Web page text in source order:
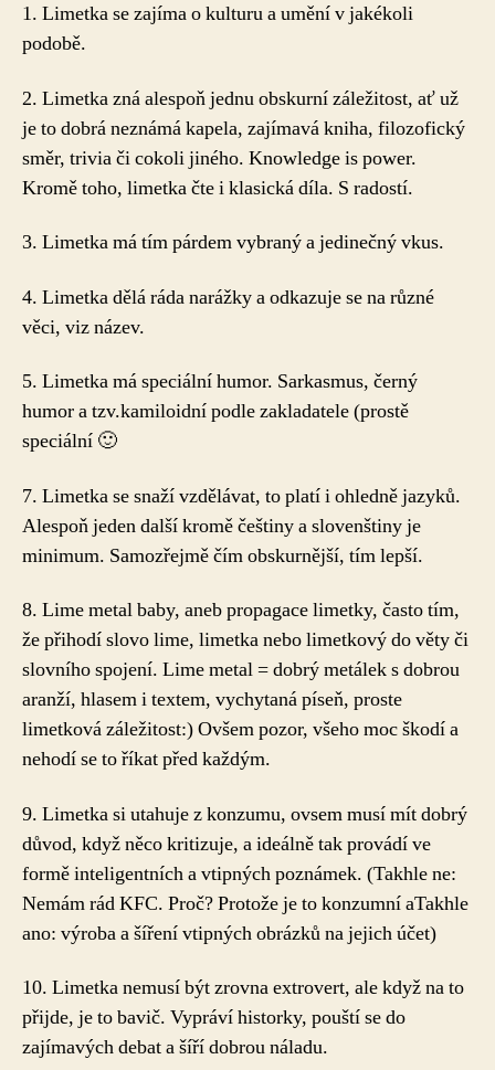
1. Limetka se zajíma o kulturu a umění v jakékoli
podobě.
2. Limetka zná alespoň jednu obskurní záležitost, ať už
je to dobrá neznámá kapela, zajímavá kniha, filozofický
směr, trivia či cokoli jiného. Knowledge is power.
Kromě toho, limetka čte i klasická díla. S radostí.
3. Limetka má tím párdem vybraný a jedinečný vkus.
4. Limetka dělá ráda narážky a odkazuje se na různé
věci, viz název.
5. Limetka má speciální humor. Sarkasmus, černý
humor a tzv.kamiloidní podle zakladatele (prostě
speciální 🙂
7. Limetka se snaží vzdělávat, to platí i ohledně jazyků.
Alespoň jeden další kromě češtiny a slovenštiny je
minimum. Samozřejmě čím obskurnější, tím lepší.
8. Lime metal baby, aneb propagace limetky, často tím,
že přihodí slovo lime, limetka nebo limetkový do věty či
slovního spojení. Lime metal = dobrý metálek s dobrou
aranží, hlasem i textem, vychytaná píseň, proste
limetková záležitost:) Ovšem pozor, všeho moc škodí a
nehodí se to říkat před každým.
9. Limetka si utahuje z konzumu, ovsem musí mít dobrý
důvod, když něco kritizuje, a ideálně tak provádí ve
formě inteligentních a vtipných poznámek. (Takhle ne:
Nemám rád KFC. Proč? Protože je to konzumní aTakhle
ano: výroba a šíření vtipných obrázků na jejich účet)
10. Limetka nemusí být zrovna extrovert, ale když na to
přijde, je to bavič. Vypráví historky, pouští se do
zajímavých debat a šíří dobrou náladu.